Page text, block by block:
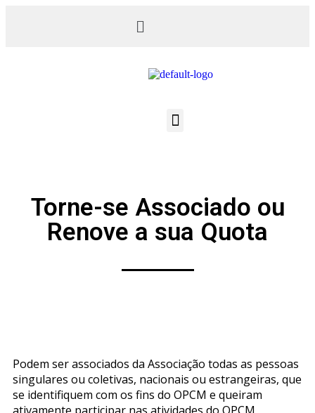
Torne-se Associado ou
Renove a sua Quota
Podem ser associados da Associação todas as pessoas
singulares ou coletivas, nacionais ou estrangeiras, que
se identifiquem com os fins do OPCM e queiram